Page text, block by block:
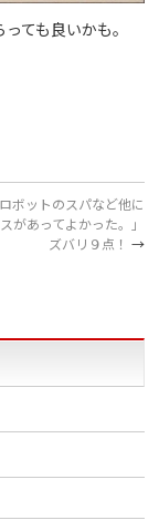
ても良いかも。
ボットのスパなど他に
があってよかった。」
ズバリ９点！ →